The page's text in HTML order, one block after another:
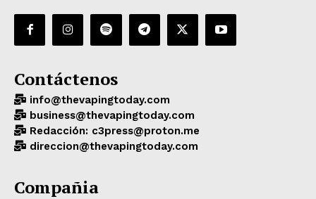
Contáctenos
info@thevapingtoday.com
business@thevapingtoday.com
Redacción: c3press@proton.me
direccion@thevapingtoday.com
Compañia